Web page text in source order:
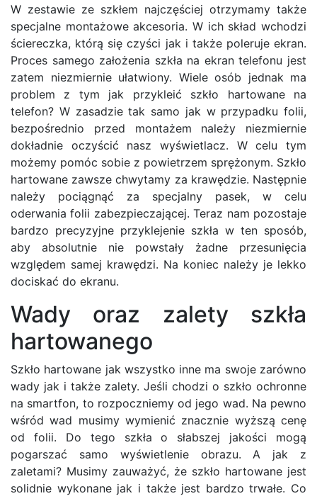
W zestawie ze szkłem najczęściej otrzymamy także
specjalne montażowe akcesoria. W ich skład wchodzi
ściereczka, którą się czyści jak i także poleruje ekran.
Proces samego założenia szkła na ekran telefonu jest
zatem niezmiernie ułatwiony. Wiele osób jednak ma
problem z tym jak przykleić szkło hartowane na
telefon? W zasadzie tak samo jak w przypadku folii,
bezpośrednio przed montażem należy niezmiernie
dokładnie oczyścić nasz wyświetlacz. W celu tym
możemy pomóc sobie z powietrzem sprężonym. Szkło
hartowane zawsze chwytamy za krawędzie. Następnie
należy pociągnąć za specjalny pasek, w celu
oderwania folii zabezpieczającej. Teraz nam pozostaje
bardzo precyzyjne przyklejenie szkła w ten sposób,
aby absolutnie nie powstały żadne przesunięcia
względem samej krawędzi. Na koniec należy je lekko
dociskać do ekranu.
Wady oraz zalety szkła
hartowanego
Szkło hartowane jak wszystko inne ma swoje zarówno
wady jak i także zalety. Jeśli chodzi o szkło ochronne
na smartfon, to rozpoczniemy od jego wad. Na pewno
wśród wad musimy wymienić znacznie wyższą cenę
od folii. Do tego szkła o słabszej jakości mogą
pogarszać samo wyświetlenie obrazu. A jak z
zaletami? Musimy zauważyć, że szkło hartowane jest
solidnie wykonane jak i także jest bardzo trwałe. Co